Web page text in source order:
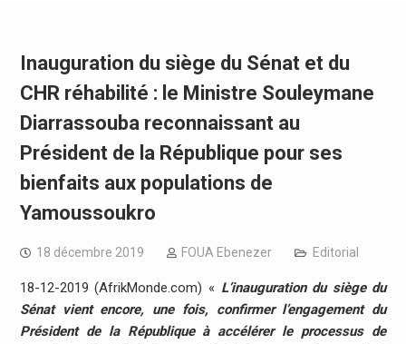
Inauguration du siège du Sénat et du
CHR réhabilité : le Ministre Souleymane
Diarrassouba reconnaissant au
Président de la République pour ses
bienfaits aux populations de
Yamoussoukro
18 décembre 2019 FOUA Ebenezer Editorial
18-12-2019 (AfrikMonde.com) « L’inauguration du siège du
Sénat vient encore, une fois, confirmer l’engagement du
Président de la République à accélérer le processus de